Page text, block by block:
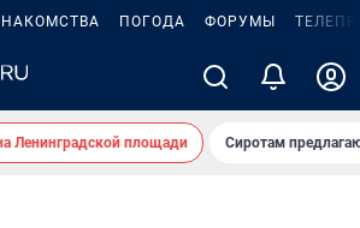
ПОГОДА ФОРУМЫ
Ленинградской площади Сиротам